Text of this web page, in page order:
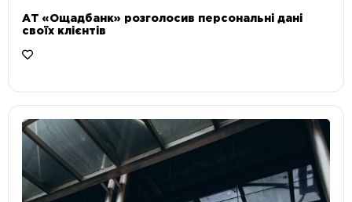
АТ «Ощадбанк» розголосив персональні дані
своїх клієнтів